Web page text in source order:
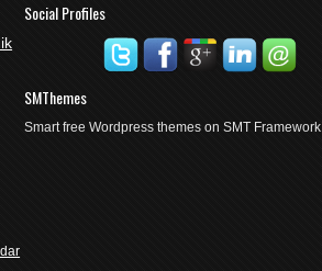
Social Profiles
SMThemes
Smart free Wordpress themes on SMT Framework